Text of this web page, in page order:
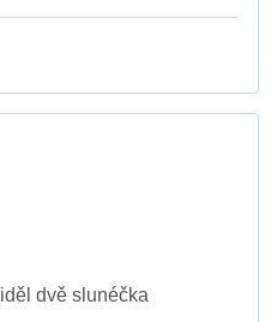
dvě slunéčka